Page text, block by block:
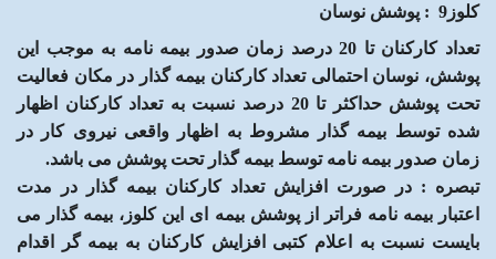
کلوز9
: پوشش نوسان
تعداد کارکنان تا 20 درصد زمان صدور بیمه نامه به موجب این
پوشش، نوسان احتمالی تعداد کارکنان بیمه گذار در مکان فعالیت
تحت پوشش حداکثر تا 20 درصد نسبت به تعداد کارکنان اظهار
شده توسط بیمه گذار مشروط به
اظهار واقعی نیروی کار در
زمان صدور بیمه نامه توسط بیمه گذار تحت پوشش می باشد.
تبصره : در صورت افزایش تعداد کارکنان بیمه گذار در مدت
اعتبار بیمه نامه فراتر از پوشش بیمه ای این کلوز، بیمه گذار می
بایست نسبت به اعلام کتبی افزایش کارکنان به بیمه گر
اقدام